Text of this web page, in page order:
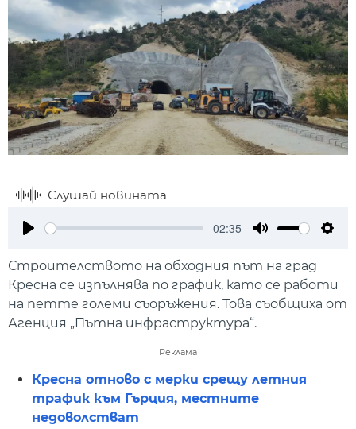
Слушай новината
-02:35
Строителството на обходния път на град
Кресна се изпълнява по график, като се работи
на петте големи съоръжения. Това съобщиха от
Агенция „Пътна инфраструктура“.
Реклама
Кресна отново с мерки срещу летния
трафик към Гърция, местните
недоволстват